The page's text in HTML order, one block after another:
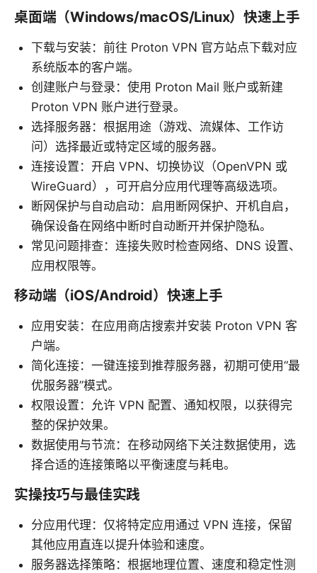
桌面端（Windows/macOS/Linux）快速上手
下载与安装：前往 Proton VPN 官方站点下载对应
系统版本的客户端。
创建账户与登录：使用 Proton Mail 账户或新建
Proton VPN 账户进行登录。
选择服务器：根据用途（游戏、流媒体、工作访
问）选择最近或特定区域的服务器。
连接设置：开启 VPN、切换协议（OpenVPN 或
WireGuard），可开启分应用代理等高级选项。
断网保护与自动启动：启用断网保护、开机自启，
确保设备在网络中断时自动断开并保护隐私。
常见问题排查：连接失败时检查网络、DNS 设置、
应用权限等。
移动端（iOS/Android）快速上手
应用安装：在应用商店搜索并安装 Proton VPN 客
户端。
简化连接：一键连接到推荐服务器，初期可使用“最
优服务器”模式。
权限设置：允许 VPN 配置、通知权限，以获得完
整的保护效果。
数据使用与节流：在移动网络下关注数据使用，选
择合适的连接策略以平衡速度与耗电。
实操技巧与最佳实践
分应用代理：仅将特定应用通过 VPN 连接，保留
其他应用直连以提升体验和速度。
服务器选择策略：根据地理位置、速度和稳定性测